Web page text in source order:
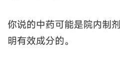
你说的中药可能是院内制
明有效成分的。